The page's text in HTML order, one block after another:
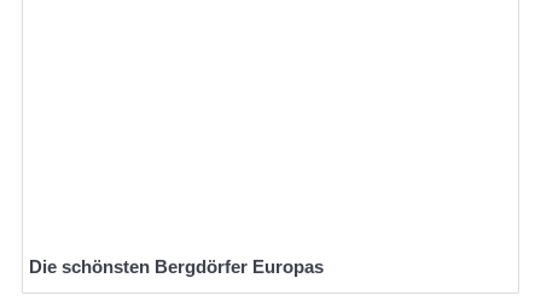
Die schönsten Bergdörfer Europas